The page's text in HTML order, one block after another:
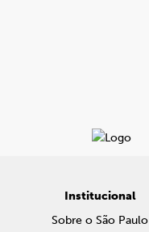
Institucional
Sobre o São Paulo